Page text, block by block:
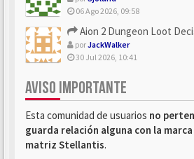
06 Ago 2026, 09:58
Aion 2 Dungeon Loot Decisions:
porJackWalker
30 Jul 2026, 10:41
AVISO IMPORTANTE
Esta comunidad de usuarios no
guarda relación alguna con la
matriz Stellantis.